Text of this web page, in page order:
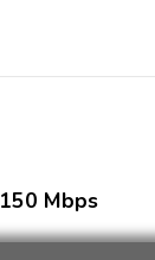
150 Mbps